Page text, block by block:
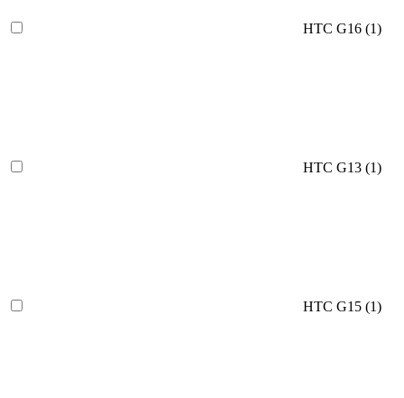
HTC G16 (1)
HTC G13 (1)
HTC G15 (1)